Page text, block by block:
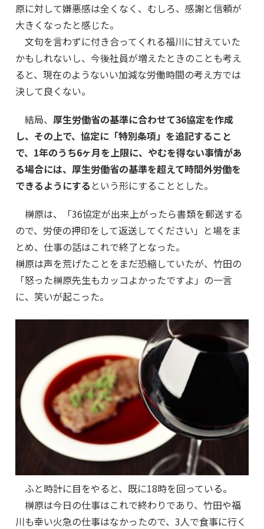
原に対して嫌悪感は全くなく、むしろ、感謝と信頼が
大きくなったと感じた。
文句を言わずに付き合ってくれる福川に甘えていた
かもしれないし、今後社員が増えたときのことも考え
ると、現在のようないい加減な労働時間の考え方では
決して良くない。
結局、 厚生労働省の基準に合わせて36協定を作成
し、その上で、協定に「特別条項」を追記すること
で、1年のうち6ヶ月を上限に、やむを得ない事情があ
る場合には、厚生労働省の基準を超えて時間外労働を
できるようにする という形にすることとした。
榊原は、「36協定が出来上がったら書類を郵送する
ので、労使の押印をして返送してください」と場をま
とめ、仕事の話はこれで終了となった。
榊原は声を荒げたことをまだ恐縮していたが、竹田の
「怒った榊原先生もカッコよかったですよ」の一言
に、笑いが起こった。
ふと時計に目をやると、既に18時を回っている。
榊原は今日の仕事はこれで終わりであり、竹田や福
川も幸い火急の仕事はなかったので、3人で食事に行く